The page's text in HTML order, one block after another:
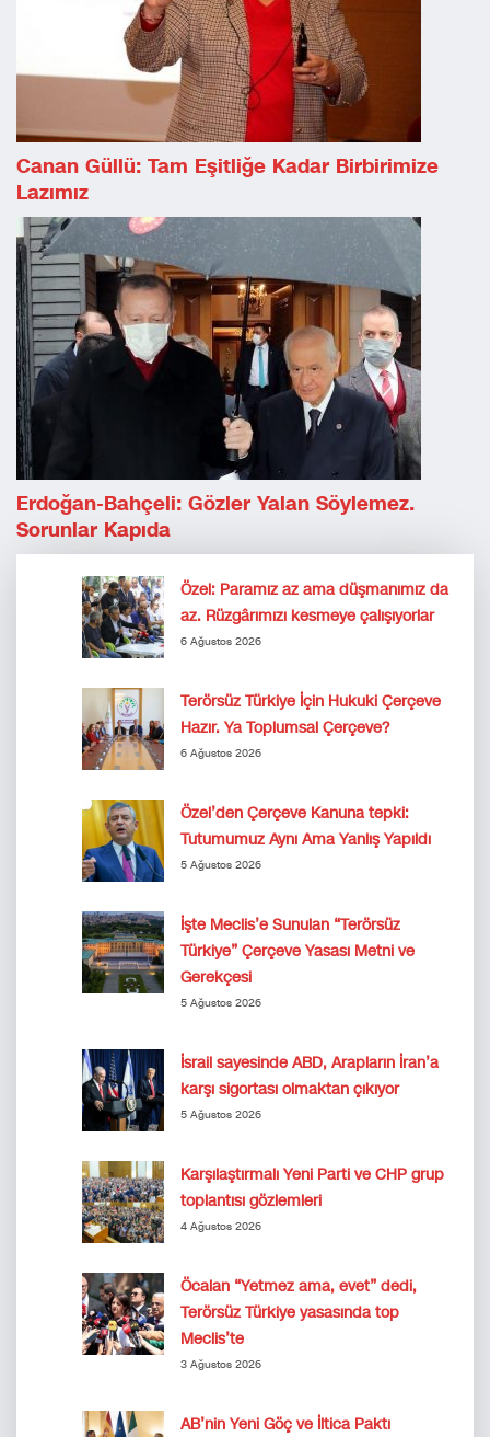
Canan Güllü: Tam Eşitliğe Kadar Birbirimize
Lazımız
Erdoğan-Bahçeli: Gözler Yalan Söylemez.
Sorunlar Kapıda
Özel: Paramız az ama düşmanımız da
az. Rüzgârımızı kesmeye çalışıyorlar
6 Ağustos 2026
Terörsüz Türkiye İçin Hukuki Çerçeve
Hazır. Ya Toplumsal Çerçeve?
6 Ağustos 2026
Özel’den Çerçeve Kanuna tepki:
Tutumumuz Aynı Ama Yanlış Yapıldı
5 Ağustos 2026
İşte Meclis’e Sunulan “Terörsüz
Türkiye” Çerçeve Yasası Metni ve
Gerekçesi
5 Ağustos 2026
İsrail sayesinde ABD, Arapların İran’a
karşı sigortası olmaktan çıkıyor
5 Ağustos 2026
Karşılaştırmalı Yeni Parti ve CHP grup
toplantısı gözlemleri
4 Ağustos 2026
Öcalan “Yetmez ama, evet” dedi,
Terörsüz Türkiye yasasında top
Meclis’te
3 Ağustos 2026
AB’nin Yeni Göç ve İltica Paktı